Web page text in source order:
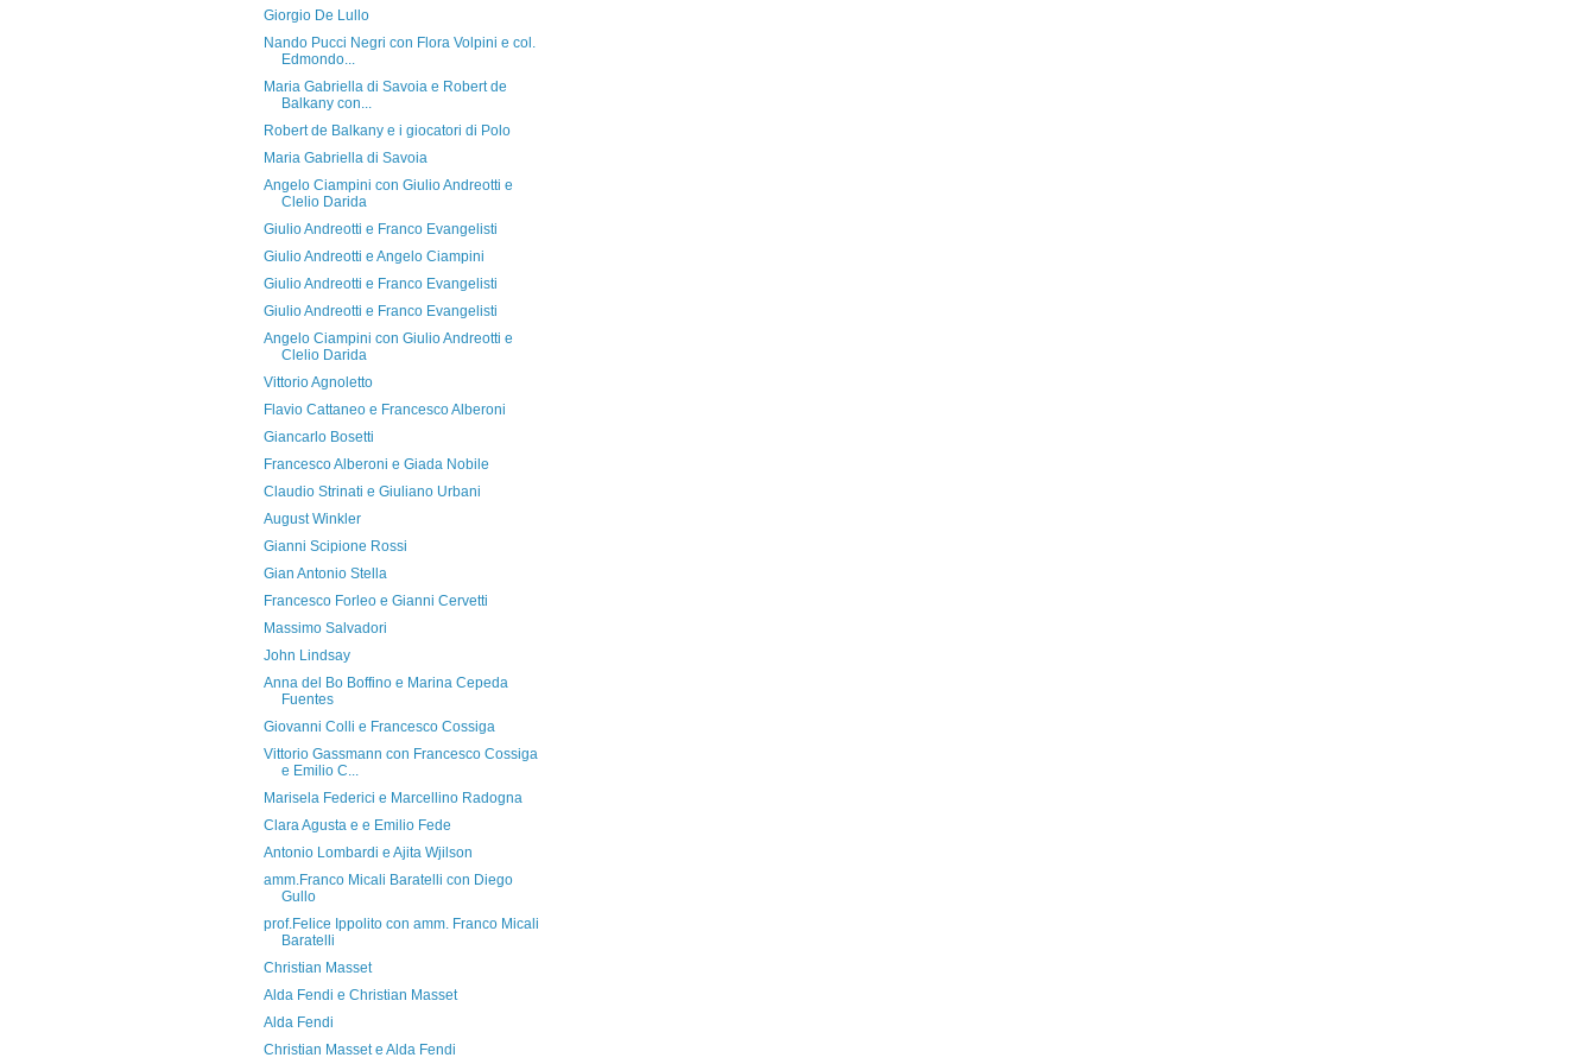
Giorgio De Lullo
Nando Pucci Negri con Flora Volpini e col.
Edmondo...
Maria Gabriella di Savoia e Robert de
Balkany con...
Robert de Balkany e i giocatori di Polo
Maria Gabriella di Savoia
Angelo Ciampini con Giulio Andreotti e
Clelio Darida
Giulio Andreotti e Franco Evangelisti
Giulio Andreotti e Angelo Ciampini
Giulio Andreotti e Franco Evangelisti
Giulio Andreotti e Franco Evangelisti
Angelo Ciampini con Giulio Andreotti e
Clelio Darida
Vittorio Agnoletto
Flavio Cattaneo e Francesco Alberoni
Giancarlo Bosetti
Francesco Alberoni e Giada Nobile
Claudio Strinati e Giuliano Urbani
August Winkler
Gianni Scipione Rossi
Gian Antonio Stella
Francesco Forleo e Gianni Cervetti
Massimo Salvadori
John Lindsay
Anna del Bo Boffino e Marina Cepeda
Fuentes
Giovanni Colli e Francesco Cossiga
Vittorio Gassmann con Francesco Cossiga
e Emilio C...
Marisela Federici e Marcellino Radogna
Clara Agusta e e Emilio Fede
Antonio Lombardi e Ajita Wjilson
amm.Franco Micali Baratelli con Diego
Gullo
prof.Felice Ippolito con amm. Franco Micali
Baratelli
Christian Masset
Alda Fendi e Christian Masset
Alda Fendi
Christian Masset e Alda Fendi